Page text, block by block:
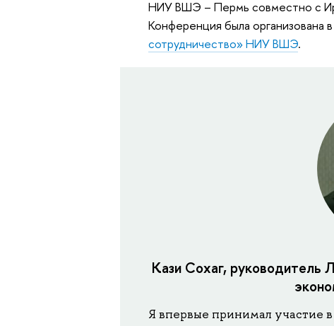
НИУ ВШЭ – Пермь совместно с
Конференция была организована
сотрудничество» НИУ ВШЭ.
Кази Сохаг, руководитель
Я впервые принимал участие